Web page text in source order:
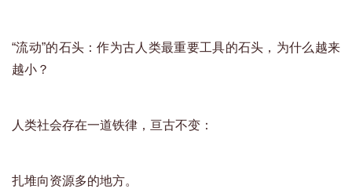
“流动”的石头：作为古人类最重要工具的石头，为什么越来
越小？
人类社会存在一道铁律，亘古不变：
扎堆向资源多的地方。